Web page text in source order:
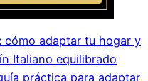
cómo adaptar tu hogar y
Italiano equilibrado
práctica para adaptar